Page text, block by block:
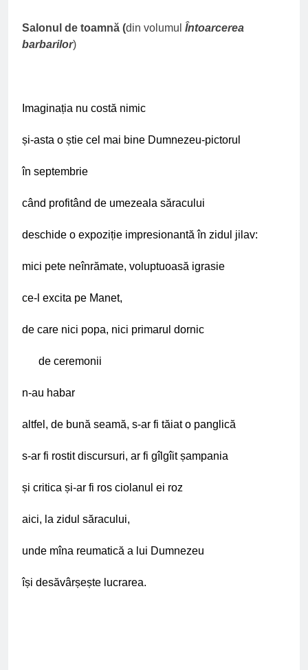
Salonul de toamnă (din volumul Întoarcerea
barbarilor)
Imaginația nu costă nimic
și-asta o știe cel mai bine Dumnezeu-pictorul
în septembrie
când profitând de umezeala săracului
deschide o expoziție impresionantă în zidul jilav:
mici pete neînrămate, voluptuoasă igrasie
ce-l excita pe Manet,
de care nici popa, nici primarul dornic
de ceremonii
n-au habar
altfel, de bună seamă, s-ar fi tăiat o panglică
s-ar fi rostit discursuri, ar fi gîlgîit șampania
și critica și-ar fi ros ciolanul ei roz
aici, la zidul săracului,
unde mîna reumatică a lui Dumnezeu
își desăvârșește lucrarea.